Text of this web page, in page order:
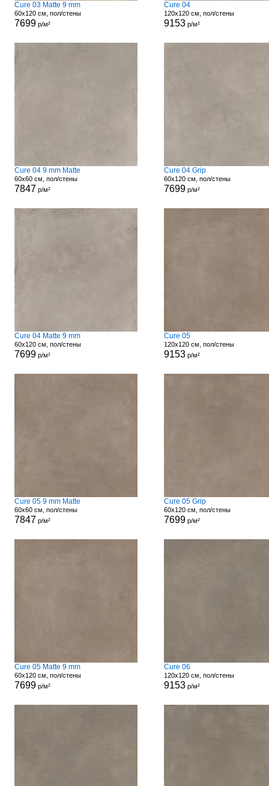
Cure 03 Matte 9 mm
60x120 см, пол/стены
7699р/м²
Cure 04
120x120 см, пол/стены
9153р/м²
Cure 04 9 mm Matte
60x60 см, пол/стены
7847 р/м²
Cure 04 Grip
60x120 см, пол/стены
7699р/м²
Cure 04 Matte 9 mm
60x120 см, пол/стены
7699р/м²
Cure 05
120x120 см, пол/стены
9153р/м²
Cure 05 9 mm Matte
60x60 см, пол/стены
7847 р/м²
Cure 05 Grip
60x120 см, пол/стены
7699р/м²
Cure 05 Matte 9 mm
60x120 см, пол/стены
7699р/м²
Cure 06
120x120 см, пол/стены
9153р/м²